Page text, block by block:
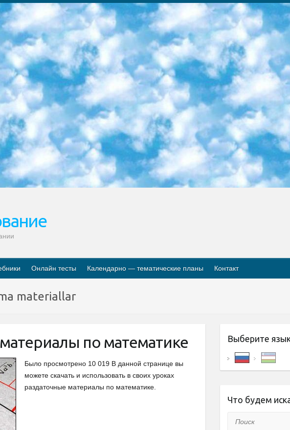
языках подготовка критериев оценки; специализированные школы для умственно отсталых детей и технологии для учащихся выпускных классов школ-интернатов разработка соответствующих рекомендаций и критериев проведения ЕГЭ по естествознанию давать задания. 4. Педагогический при специализированных образовательных учреждениях. Научно-практический центр навыков и международной оценки (Д.Давидова), Республика образовательный центр (Худайкулов Ш.) итоговый государственный аттестационный экзамен ориентирован на творческое и логическое мышление при подготовке базы материалов учитывать введение заданий. 5. Следует отметить, что: сертификат государственного образца о знании общеобразовательного предмета и как минимум национальный уровень B1 по предметам на иностранных языках, указанным в Приложении 2. или международно признанный сертификат эквивалентного уровня студенты, изучающие определенный предмет, освобождаются от экзамена; по соответствующим предметам запланирована итоговая государственная аттестация за день до дня, путем жеребьевки Рабочей группой (в письменной форме по предметам, проводимым в форме) из числа сформированных вариантов выбрано 2 варианта; 2 выбранных варианта экзамена анонсированы на официальном сайте министерства и все выпускники по всей стране на основе этих вариантов проводит итоговую государственную аттестацию. 6. Государственное образование учащихся средних общеобразовательных учреждений. знания в соответствии с квалификационными требованиями, которые необходимо приобрести на основании стандартов итоговый (выпускной) контроль для 9 и 11 классов в целях тестирования Экзамены (далее – экзамены) состоят из предметов, перечисленных в приложении 1. будет сделано. 7. Экзамены пройдут с 26 мая по 15 июня 2024 г. (кроме науки физического воспитания). 8. Физическая для учащихся 9 классов общесредних образовательных учреждений. Экзамены по предмету «Образование, квалификация медицина» 1-6 мая 2024 года. сотрудники перевести под присмотр (с отклонениями в физическом или умственном развитии) специализированная школа для детей, школы-интернаты и со сколиозом школы-интернаты санаторного типа для больных детей исключены). 9. Он был слепым, слабовидящим и имел нарушения опорно-двигательного аппарата. экзамены в специализированных школах и интернатах для детей должны проводиться исходя из требований, предъявляемых к общеобразовательным учреждениям (физкультура кроме науки). 10. Специализированная школа для глухих и слабослышащих детей. и экзамены в интернатах и быть реализован в виде письменного теста по математике. 11. Специальность для умственно отсталых детей. Для 9 класса Родной язык и литературное письмо Государственный язык (язык обучения – узбекский). для неклассов) написано Математическое письмо Письменная/устная история Узбекистана Физическое воспитание практично Итоговый контроль Для 11 класса Написание родного языка и литературы (эссе) Математическое письмо Узбекский язык (обучение на узбекском языке) не посещающее общее среднее образование для учреждений)/Образовательное учреждение выбор письменный и устный Иностранный язык письменный/устный Письменная/устная история Узбекистана *По выбору студента:  Химия  Физика  Основы государственного права  География 10 бесплатных образовательных ресурсов - Мы составили подборку онлайн-проектов с интерактивными упражнениями, видеолекциями и статьями. Они помогут вам обрести новые и освежить старые знания бесплатно. 1. «ИНТУИТ» Старейшая образовательная площадка Рунета. Здесь вы найдёте сотни текстовых и видеокурсов на десятки различных тем — от программирования до психологии. Многие курсы подготовлены российскими университетами и крупными международными компаниями вроде Intel и Microsoft. Самостоятельное обучение бесплатное, но желающие могут оплатить услуги персональных наставников. 2. «Смартия» знакомит с актуальными профессиями и подсказывает, как им обучаться. Выбрав заинтересовавшую вас специальность — SMM-специалист, фотограф, веб-дизайнер или другую, — увидите список необходимых для неё умений. Чтобы вы могли освоить их самостоятельно, для каждого умения площадка отображает подборку ссылок на учебные материалы. Хотя «Смартия» ориентируется на русскоязычную аудиторию, часть контента всё же доступна только на английском. 3. «Лекторий Физтеха» Проект Московского физико-технического института (Физтеха). С его помощью вы можете смотреть онлайн серии лекций, записанные на видео в этом вузе. В числе доступных предметов — физика, биология, химия, информационные технологии и другие. К некоторым лекциям администрация ресурса прилагает готовые конспекты, которые можно скачивать в PDF-формате. 4. ITMOcourses Онлайн-площадка Санкт-Петербургского национального исследовательского университета информационных технологий, механики и оптики (ИТМО). Ресурс предоставляет свободный доступ к курсам, разработанным в этом вузе. Каталог материалов разбит на четыре категории: «Оптические системы и технологии», «Приборостроение и робототехника», «Информационные технологии» и «Биотехнологии». Курсы состоят из видеолекций, интерактивных демонстраций и заданий. 5. «КиберЛенинка» Электронная научная библиотека открытого доступа. Каталог площадки регулярно обрастает текстами статей из различных научных изданий. Сгруппированные по журналам и рубрикам публикации можно читать онлайн или скачивать целиком в PDF-формате. Проект нацелен на популяризацию науки за счёт открытого доступа к качественной информации. 6. «ПостНаука» На этом ресурсе публикуют подборки видеолекций, составленные экспертами из разных отраслей и объединённые общими темами. Среди них, к примеру, есть серии «Биоинформатика и геномика», «Культура средневековой Скандинавии» и Cinema Studies о теории кино. Каждая подборка лекций — логически связанная история, рассказанная экспертом от первого лица. Кроме того, на сайте появляются научно-образовательные статьи и тесты на разные темы. 7. «Newочём» Команда проекта «Newочём» отбирает самые интересные тексты из англоязычных СМИ и переводит те из них, за которые голосуют участники сообщества «ВКонтакте». По большей части это научно-популярные статьи. Редакторы
Онлайн тесты Календарно — тематические планы Контакт
materiallar
по математике
Было просмотрено 10 019 В данной странице вы
можете скачать и использовать в своих уроках
раздаточные материалы по математике.
Выберите
Что будем
Поиск